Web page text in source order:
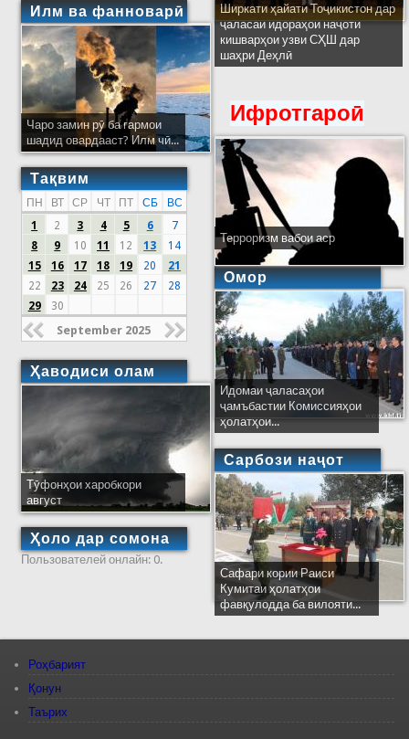
Илм ва фанноварӣ
Чаро замин рӯ ба гармои
шадид овардааст? Илм чӣ...
Тақвим
ПН ВТ СР ЧТ ПТ СБ
ВС
1
2 3 4 5 6
7
8
9 10 11 12 13
14
15
16 17 18 19 20
21
22
23 24 25 26 27
28
29
30
September 2025
Ҳаводиси олам
Тӯфонҳои харобкори
август
Ҳоло дар сомона
Пользователей онлайн: 0.
Ширкати ҳайати Тоҷикистон дар
ҷаласаи идораҳои наҷоти
кишварҳои узви СҲШ дар
шаҳри Деҳлӣ
Ифротгароӣ
Терроризм вабои аср
Омор
Идомаи ҷаласаҳои
ҷамъбастии Комиссияҳои
ҳолатҳои...
Сарбози наҷот
Сафари кории Раиси
Кумитаи ҳолатҳои
фавқулодда ба вилояти...
Роҳбарият
Қонун
Таърих